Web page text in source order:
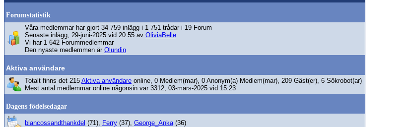
Forumstatistik
Våra medlemmar har gjort 34 759 inlägg i 1 751 trådar i 19 Forum
Senaste inlägg, 29-juni-2025 vid 20:55 av OliviaBelle
Vi har 1 642 Forummedlemmar
Den nyaste medlemmen är Olundin
Aktiva användare
Totalt finns det 215 Aktiva användare online, 0 Medlem(mar), 0 Anonym(a) Medlem(mar), 209 Gäst(er), 6 Sökrobot(ar)
Mest antal medlemmar online någonsin var 3312, 03-mars-2025 vid 15:23
Dagens födelsedagar
blancossandthankdel (71), Ferry (37), George_Anka (36)